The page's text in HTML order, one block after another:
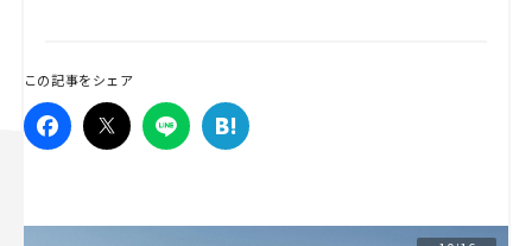
この記事をシェア
Campaign
人気のハッシュタグ
スズキ ジムニー｜Suzuki Jimny